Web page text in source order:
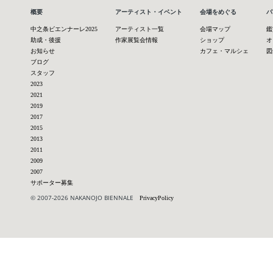
概要
中之条ビエンナーレ2025
助成・後援
お知らせ
ブログ
スタッフ
2023
2021
2019
2017
2015
2013
2011
2009
2007
サポーター募集
アーティスト・イベント
アーティスト一覧
作家展覧会情報
会場をめぐる
会場マップ
ショップ
カフェ・マルシェ
© 2007-2026 NAKANOJO BIENNALE PrivacyPolicy